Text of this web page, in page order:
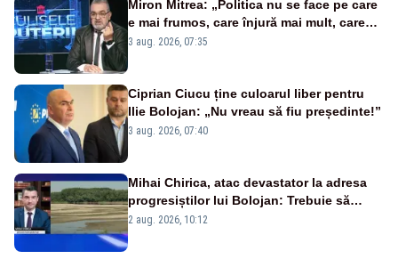
Miron Mitrea: „Politica nu se face pe care
e mai frumos, care înjură mai mult, care
țipă mai tare, ci pe proiecte”
3 aug. 2026, 07:35
Ciprian Ciucu ține culoarul liber pentru
Ilie Bolojan: „Nu vreau să fiu președinte!”
3 aug. 2026, 07:40
Mihai Chirica, atac devastator la adresa
progresiștilor lui Bolojan: Trebuie să
protejăm și natura, dar nu șținem omaneii
2 aug. 2026, 10:12